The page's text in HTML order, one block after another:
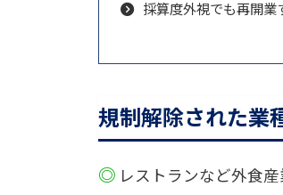
採算度外視でも再開業
規制解除された業
◎ レストランなど外食